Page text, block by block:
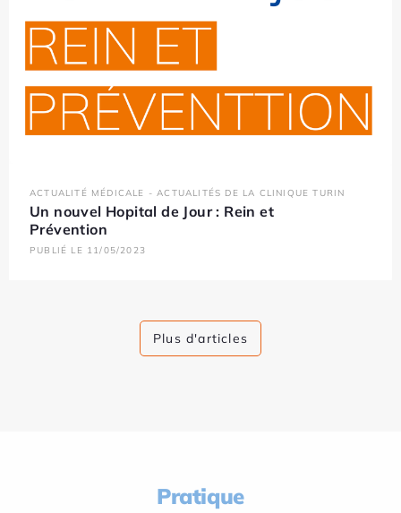
ACTUALITÉ MÉDICALE - ACTUALITÉS DE LA CLINIQUE TURIN
Un nouvel Hopital de Jour : Rein et
Prévention
PUBLIÉ LE 11/05/2023
Plus d'articles
Pratique